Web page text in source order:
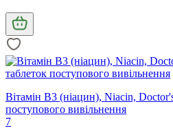
Вітамін В3 (ніацин), Niacin,
поступового вивільнення
7